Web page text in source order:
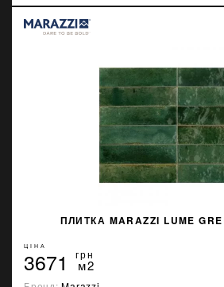
ПЛИТКА MARAZZI LUME
ЦІНА
3671 грн
м2